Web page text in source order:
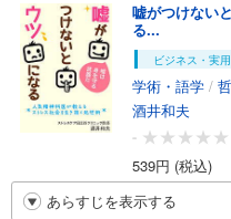
嘘がつけない
る...
ビジネス・実用
学術・語学 /
酒井和夫
-
539円 (税込)
あらすじを表示する